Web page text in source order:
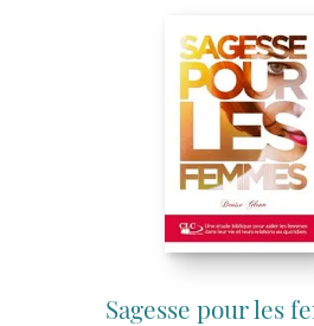
Sagesse pour les